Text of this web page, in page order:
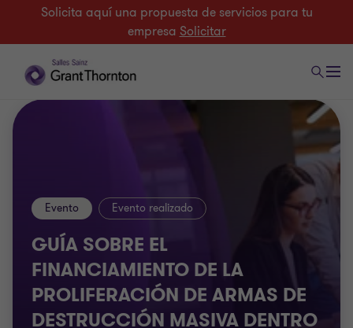
Solicita aquí una propuesta de servicios para tu
empresa Solicitar
GUÍA SOBRE EL
FINANCIAMIENTO DE LA
PROLIFERACIÓN DE ARMAS DE
DESTRUCCIÓN MASIVA DENTRO
Evento Evento realizado